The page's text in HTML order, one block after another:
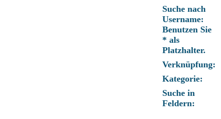
Suche nach
Username:
Benutzen Sie
* als
Platzhalter.
Verknüpfung:
Kategorie:
Suche in
Feldern: